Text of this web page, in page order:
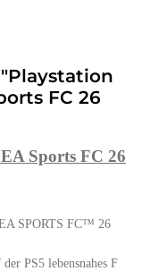
FC 26
Sports FC 26
SPORTS FC™ 26
PS5 lebensnahes F